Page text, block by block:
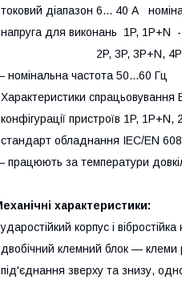
діапазон 6... 40 А
для виконань 1P, 1P+N
2P, 3P, 3P+N, 4P —
номінальна частота 50...60 Гц
спрацьовування
пристроїв 1P, 1P+N,
обладнання IEC/EN
працюють за температури
характеристики:
корпус і
клемний блок — клеми
зверху та знизу,